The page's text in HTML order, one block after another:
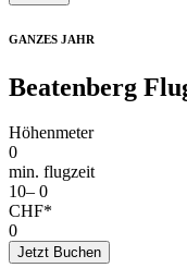
GANZES JAHR
Beatenberg
Höhenmeter
0
min. flugzeit
10– 0
CHF*
0
Jetzt Buchen